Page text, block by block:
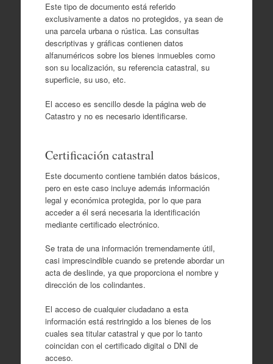
Este tipo de documento está referido
exclusivamente a datos no protegidos, ya sean de
una parcela urbana o rústica. Las consultas
descriptivas y gráficas contienen datos
alfanuméricos sobre los bienes inmuebles como
son su localización, su referencia catastral, su
superficie, su uso, etc.
El acceso es sencillo desde la página web de
Catastro y no es necesario identificarse.
Certificación catastral
Este documento contiene también datos básicos,
pero en este caso incluye además información
legal y económica protegida, por lo que para
acceder a él será necesaria la identificación
mediante certificado electrónico.
Se trata de una información tremendamente útil,
casi imprescindible cuando se pretende abordar un
acta de deslinde, ya que proporciona el nombre y
dirección de los colindantes.
El acceso de cualquier ciudadano a esta
información está restringido a los bienes de los
cuales sea titular catastral y que por lo tanto
coincidan con el certificado digital o DNI de
acceso.